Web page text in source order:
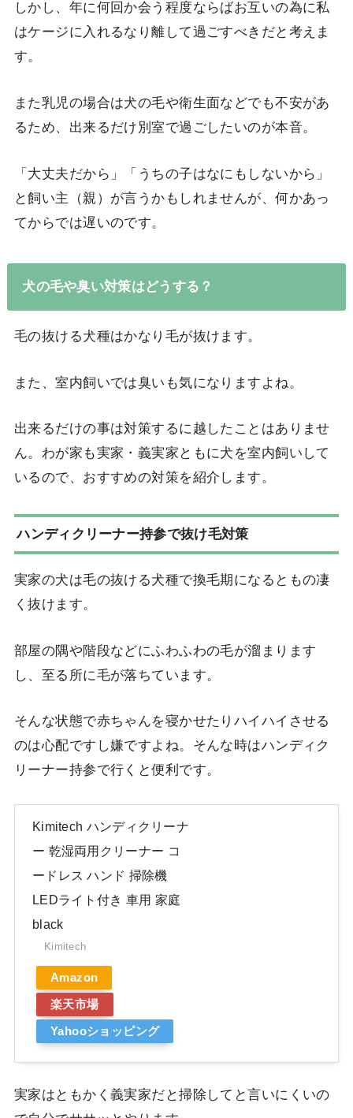
しかし、年に何回か会う程度ならばお互いの為に私
はケージに入れるなり離して過ごすべきだと考えま
す。
また乳児の場合は犬の毛や衛生面などでも不安があ
るため、出来るだけ別室で過ごしたいのが本音。
「大丈夫だから」「うちの子はなにもしないから」
と飼い主（親）が言うかもしれませんが、何かあっ
てからでは遅いのです。
犬の毛や臭い対策はどうする？
毛の抜ける犬種はかなり毛が抜けます。
また、室内飼いでは臭いも気になりますよね。
出来るだけの事は対策するに越したことはありませ
ん。わが家も実家・義実家ともに犬を室内飼いして
いるので、おすすめの対策を紹介します。
ハンディクリーナー持参で抜け毛対策
実家の犬は毛の抜ける犬種で換毛期になるともの凄
く抜けます。
部屋の隅や階段などにふわふわの毛が溜まります
し、至る所に毛が落ちています。
そんな状態で赤ちゃんを寝かせたりハイハイさせる
のは心配ですし嫌ですよね。そんな時はハンディク
リーナー持参で行くと便利です。
Kimitech ハンディクリーナ
ー 乾湿両用クリーナー コ
ードレス ハンド 掃除機
LEDライト付き 車用 家庭
black
Kimitech
Amazon
楽天市場
Yahooショッピング
実家はともかく義実家だと掃除してと言いにくいの